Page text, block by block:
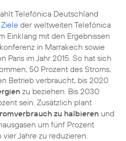
Telefónica Deutschland
Ziele der weltweiten Telefónica
Einklang mit den Ergebnissen
in Marrakech sowie
Paris im Jahr 2015. So hat sich
50 Prozent des Stroms,
Betrieb verbraucht, bis 2020
zu beziehen. Bis 2030
sein. Zusätzlich plant
zu halbieren und
um fünf Prozent
Jahre zu reduzieren.